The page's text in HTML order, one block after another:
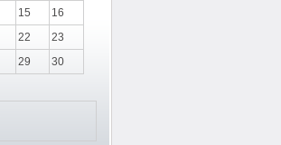
15
16
22
23
29
30